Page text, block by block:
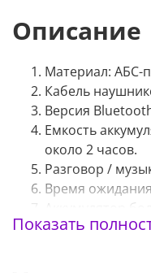
Описание
Материал: АБС-
Кабель
Версия
Емкость
около 2 часов.
Разговор /
Время
Аккумулятор
время
Показать